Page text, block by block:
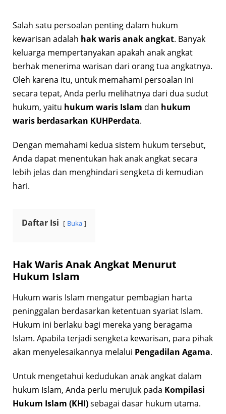
Salah satu persoalan penting dalam hukum
kewarisan adalah hak waris anak angkat. Banyak
keluarga mempertanyakan apakah anak angkat
berhak menerima warisan dari orang tua angkatnya.
Oleh karena itu, untuk memahami persoalan ini
secara tepat, Anda perlu melihatnya dari dua sudut
hukum, yaitu hukum waris Islam dan hukum
waris berdasarkan KUHPerdata.
Dengan memahami kedua sistem hukum tersebut,
Anda dapat menentukan hak anak angkat secara
lebih jelas dan menghindari sengketa di kemudian
hari.
Daftar Isi Buka
Hak Waris Anak Angkat Menurut
Hukum Islam
Hukum waris Islam mengatur pembagian harta
peninggalan berdasarkan ketentuan syariat Islam.
Hukum ini berlaku bagi mereka yang beragama
Islam. Apabila terjadi sengketa kewarisan, para pihak
akan menyelesaikannya melalui Pengadilan Agama.
Untuk mengetahui kedudukan anak angkat dalam
hukum Islam, Anda perlu merujuk pada Kompilasi
Hukum Islam (KHI)sebagai dasar hukum utama.